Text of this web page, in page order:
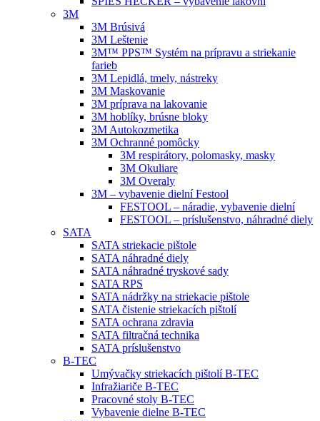
3M
3M Brúsivá
3M Leštenie
3M™ PPS™ Systém na prípravu a striekanie
farieb
3M Lepidlá, tmely, nástreky
3M Maskovanie
3M príprava na lakovanie
3M hoblíky, brúsne bloky
3M Autokozmetika
3M Ochranné pomôcky
3M respirátory, polomasky, masky
3M Okuliare
3M Overaly
3M – vybavenie dielní Festool
FESTOOL – náradie, vybavenie dielní
FESTOOL – príslušenstvo, náhradné diely
SATA
SATA striekacie pištole
SATA náhradné diely
SATA náhradné tryskové sady
SATA RPS
SATA nádržky na striekacie pištole
SATA čistenie striekacích pištolí
SATA ochrana zdravia
SATA filtračná technika
SATA príslušenstvo
B-TEC
Umývačky striekacích pištolí B-TEC
Infražiariče B-TEC
Pracovné stoly B-TEC
Vybavenie dielne B-TEC